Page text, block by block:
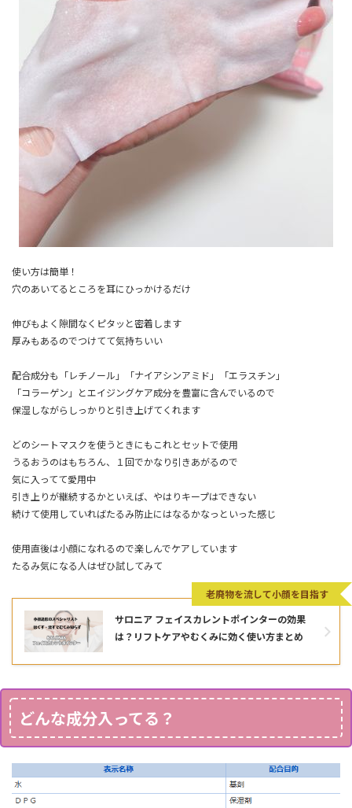
使い方は簡単！
穴のあいてるところを耳にひっかけるだけ
伸びもよく隙間なくピタッと密着します
厚みもあるのでつけてて気持ちいい
配合成分も「レチノール」「ナイアシンアミド」「エラスチン」
「コラーゲン」とエイジングケア成分を豊富に含んでいるので
保湿しながらしっかりと引き上げてくれます
どのシートマスクを使うときにもこれとセットで使用
うるおうのはもちろん、１回でかなり引きあがるので
気に入ってて愛用中
引き上りが継続するかといえば、やはりキープはできない
続けて使用していればたるみ防止にはなるかなっといった感じ
使用直後は小顔になれるので楽しんでケアしています
たるみ気になる人はぜひ試してみて
サロニア フェイスカレントポインターの効果
は？リフトケアやむくみに効く使い方まとめ
老廃物を流して小顔を目指す
どんな成分入ってる？